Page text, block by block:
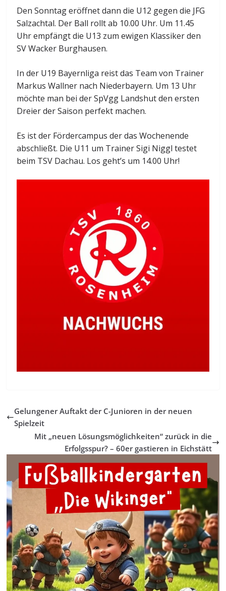
Den Sonntag eröffnet dann die U12 gegen die JFG
Salzachtal. Der Ball rollt ab 10.00 Uhr. Um 11.45
Uhr empfängt die U13 zum ewigen Klassiker den
SV Wacker Burghausen.
In der U19 Bayernliga reist das Team von Trainer
Markus Wallner nach Niederbayern. Um 13 Uhr
möchte man bei der SpVgg Landshut den ersten
Dreier der Saison perfekt machen.
Es ist der Fördercampus der das Wochenende
abschließt. Die U11 um Trainer Sigi Niggl testet
beim TSV Dachau. Los geht’s um 14.00 Uhr!
Gelungener Auftakt der C-Junioren in der neuen
Spielzeit
Mit „neuen Lösungsmöglichkeiten“ zurück in die
Erfolgsspur? – 60er gastieren in Eichstätt